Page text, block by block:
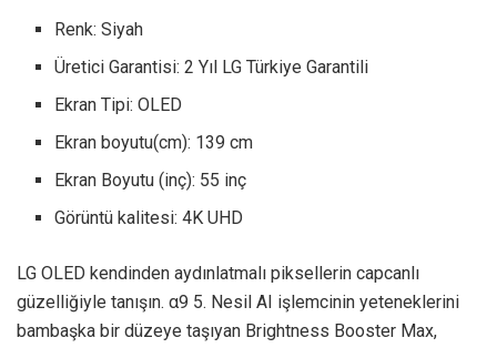
Renk: Siyah
Üretici Garantisi: 2 Yıl LG Türkiye Garantili
Ekran Tipi: OLED
Ekran boyutu(cm): 139 cm
Ekran Boyutu (inç): 55 inç
Görüntü kalitesi: 4K UHD
LG OLED kendinden aydınlatmalı piksellerin capcanlı
güzelliğiyle tanışın. α9 5. Nesil AI işlemcinin yeteneklerini
bambaşka bir düzeye taşıyan Brightness Booster Max,